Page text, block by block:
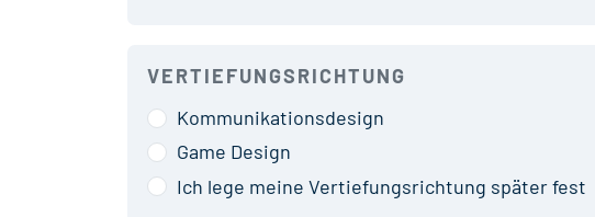
VERTIEFUNGSRICHTUNG
Kommunikationsdesign
Game Design
Ich lege meine Vertiefungsrichtung später fest